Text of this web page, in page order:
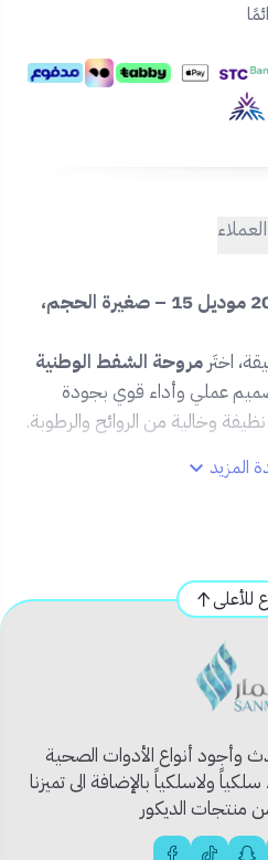
مروحة شفط وطني 20x20 موديل 15 – صغيرة الحجم،
اختَر مروحة الشفط الوطنية
عملي وأداء قوي بجودة
وخالية من الروائح والرطوبة.
فيه والرطوبة.
مزعجة.
أو الزجاج.
مع كفاءة تشغيل عالية.
المزيد
للأعلى
أنواع الأدوات الصحية
ولاسلكياً بالإضافة الى تميزنا
منتجات الديكور